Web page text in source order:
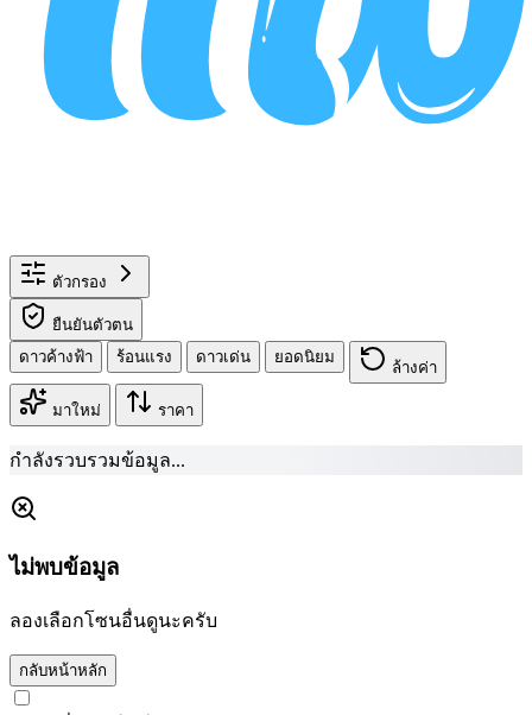
ตัวกรอง
ยืนยันตัวตน
ดาวค้างฟ้า
ร้อนแรง ดาวเด่น ยอดนิยม
ล้างค่า
มาใหม่ ราคา
กำลังรวบรวมข้อมูล...
ไม่พบข้อมูล
ลองเลือกโซนอื่นดูนะครับ
กลับหน้าหลัก